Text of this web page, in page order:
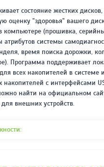
состояние жестких
оценку "здоровья" вашего
компьютере (прошивка,
системы
время поиска дорожки,
Программа поддерживает
всех накопителей в системе
с интерфейсами
найти на официальном
внешних устройств.